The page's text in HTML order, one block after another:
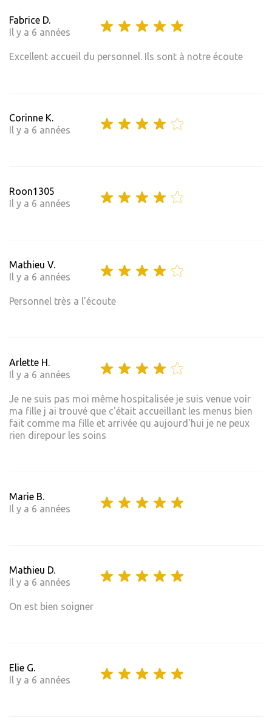
Fabrice D.
Il y a 6 années
Excellent accueil du personnel. Ils sont à notre écoute
Corinne K.
Il y a 6 années
Roon1305
Il y a 6 années
Mathieu V.
Il y a 6 années
Personnel très a l'écoute
Arlette H.
Il y a 6 années
Je ne suis pas moi même hospitalisée je suis venue voir
ma fille j ai trouvé que c'était accueillant les menus bien
fait comme ma fille et arrivée qu aujourd'hui je ne peux
rien direpour les soins
Marie B.
Il y a 6 années
Mathieu D.
Il y a 6 années
On est bien soigner
Elie G.
Il y a 6 années